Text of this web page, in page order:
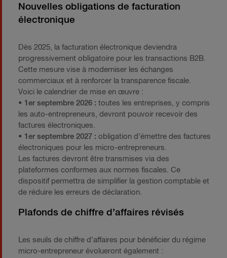
Nouvelles obligations de facturation
électronique
Dès 2025, la facturation électronique deviendra
progressivement obligatoire pour les transactions B2B.
Cette mesure vise à moderniser les échanges
commerciaux et à renforcer la transparence fiscale.
Voici le calendrier de mise en œuvre :
• 1er septembre 2026 : toutes les entreprises, y compris
les auto-entrepreneurs, devront pouvoir recevoir des
factures électroniques.
• 1er septembre 2027 : obligation d’émettre des factures
électroniques pour les micro-entrepreneurs.
Les factures devront être transmises via des
plateformes conformes aux normes fiscales. Ce
dispositif permettra de simplifier la gestion comptable et
de réduire les erreurs de déclaration.
Plafonds de chiffre d’affaires révisés
Les seuils de chiffre d’affaires pour bénéficier du régime
micro-entrepreneur évolueront également :